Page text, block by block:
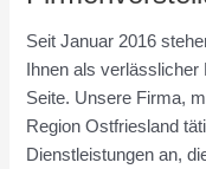
Seit Januar 2016
Ihnen als
Seite. Unsere Firma,
Region Ostfriesland
Dienstleistungen an,